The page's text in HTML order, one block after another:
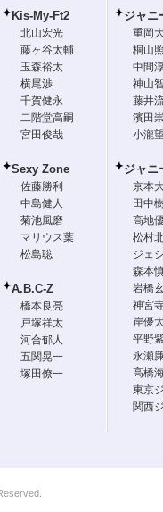
Kis-My-Ft2
北山宏光
藤ヶ谷太輔
玉森裕太
横尾渉
千賀健永
二階堂高嗣
宮田俊哉
Sexy Zone
佐藤勝利
中島健人
菊池風磨
マリウス葉
松島聡
A.B.C-Z
橋本良亮
戸塚祥太
河合郁人
五関晃一
塚田僚一
ジャニ
重岡
桐山
中間
神山
藤井
濱田
小瀧望
ジャニ
京本
田中
高地
松村
ジェ
森本
岩橋
神宮
岸優
平野
永瀬
高橋
東京
関西